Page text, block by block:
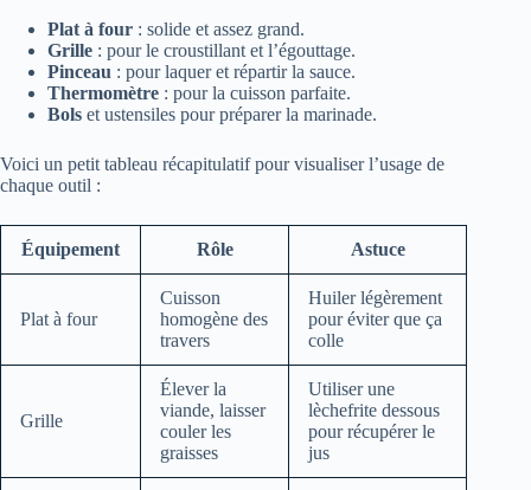
Plat à four : solide et assez grand.
Grille : pour le croustillant et l’égouttage.
Pinceau : pour laquer et répartir la sauce.
Thermomètre : pour la cuisson parfaite.
Bols et ustensiles pour préparer la marinade.
Voici un petit tableau récapitulatif pour visualiser l’usage de
chaque outil :
Équipement Rôle Astuce
Plat à four
Cuisson
homogène des
travers
Huiler légèrement
pour éviter que ça
colle
Grille
Élever la
viande, laisser
couler les
graisses
Utiliser une
lèchefrite dessous
pour récupérer le
jus